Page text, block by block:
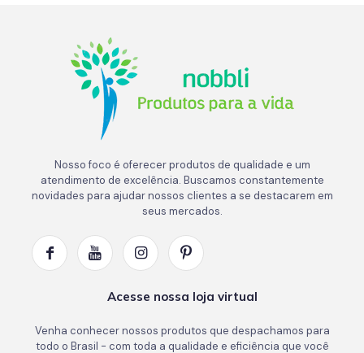
Nosso foco é oferecer produtos de qualidade e um
atendimento de excelência. Buscamos constantemente
novidades para ajudar nossos clientes a se destacarem em
seus mercados.
Acesse nossa loja virtual
Venha conhecer nossos produtos que despachamos para
todo o Brasil - com toda a qualidade e eficiência que você